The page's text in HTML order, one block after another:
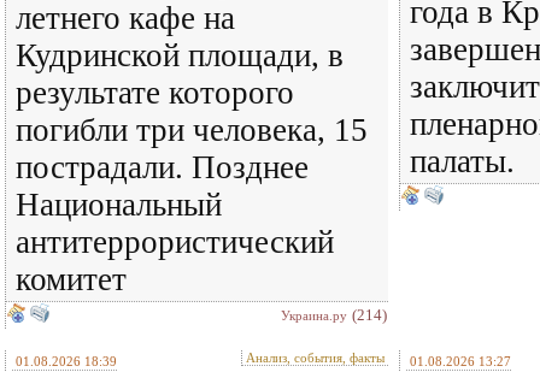
летнего кафе на
Кудринской площади, в
результате которого
погибли три человека, 15
пострадали. Позднее
Национальный
антитеррористический
комитет
Украина.ру (214)
года в
палаты.
01.08.2026 18:39 Анализ, события, факты 01.08.2026 13:27